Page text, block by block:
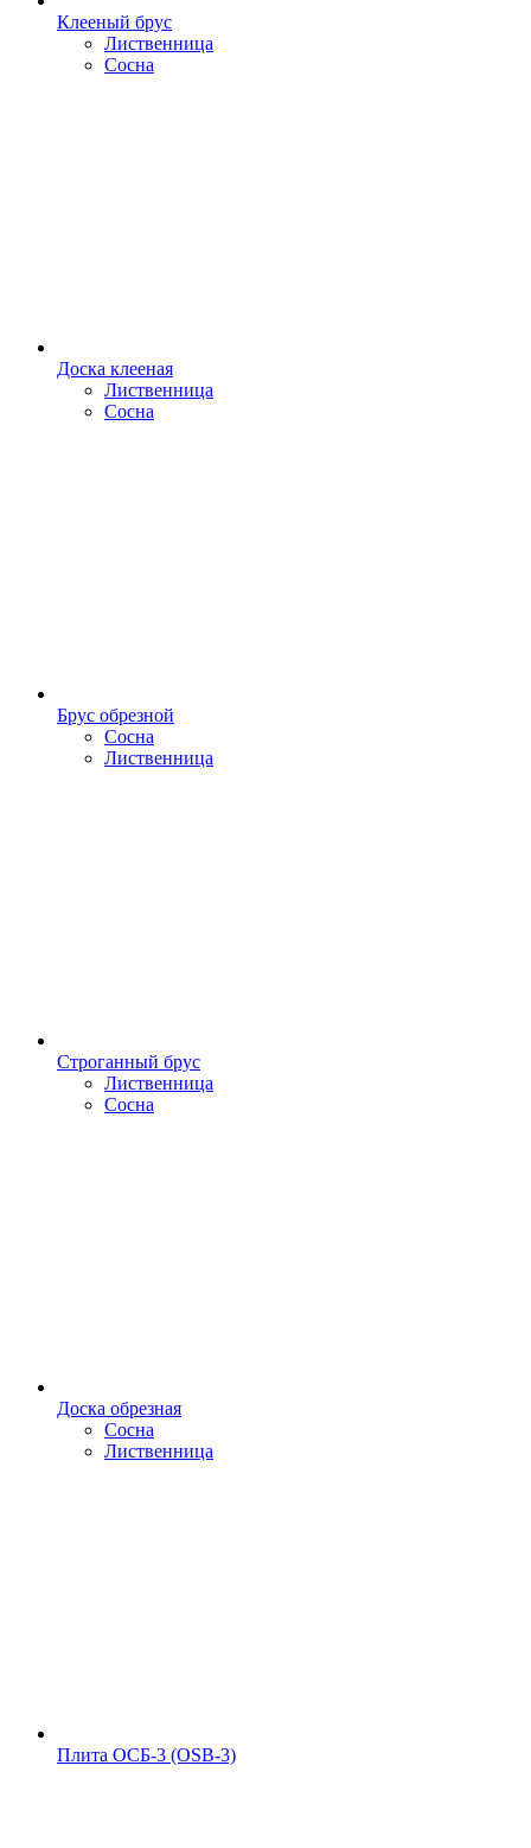
Клееный брус
Лиственница
Сосна
Доска клееная
Лиственница
Сосна
Брус обрезной
Сосна
Лиственница
Строганный брус
Лиственница
Сосна
Доска обрезная
Сосна
Лиственница
Плита ОСБ-3 (OSB-3)